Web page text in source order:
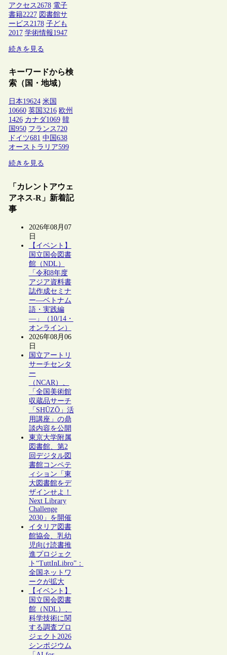
アクセス 2678 電子
書籍2227 図書館サ
ービス 2178 子ども
2017 学術情報1947
続きを見る
キーワードから検
索（国・地域）
日本19624 米国
10660 英国 3216 欧州
1426 カナダ1069 韓
国 950 フランス 720
ドイツ681 中国 638
オーストラリア599
続きを見る
「カレントアウェ
アネス-R」新着記
事
2026年08月07
日
【イベント】
国立国会図書
館（NDL）
「令和8年度
アジア資料書
誌作成セミナ
ー―ベトナム
語・実践編
―」（10/14・
オンライン）
2026年08月06
日
国立アートリ
サーチセンタ
ー
（NCAR）、
「全国美術館
収蔵品サーチ
「SHŪZŌ」活
用講座」の鼎
談内容を公開
東京大学附属
図書館、第2
回デジタル図
書館コンペテ
ィション「東
大図書館をデ
ザインせよ！
Next Library
Challenge
2030」を開催
イタリア図書
館協会、乳幼
児向け読書推
進プロジェク
ト“TuttInLibro”：
全国ネットワ
ークが拡大
【イベント】
国立国会図書
館（NDL）、
科学技術に関
する調査プロ
ジェクト2026
シンポジウム